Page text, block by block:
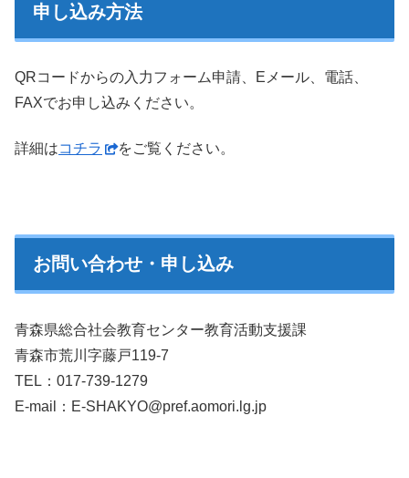
申し込み方法
QRコードからの入力フォーム申請、Eメール、電話、
FAXでお申し込みください。
詳細はコチラ をご覧ください。
お問い合わせ・申し込み
青森県総合社会教育センター教育活動支援課
青森市荒川字藤戸119-7
TEL：017-739-1279
E-mail：E-SHAKYO@pref.aomori.lg.jp